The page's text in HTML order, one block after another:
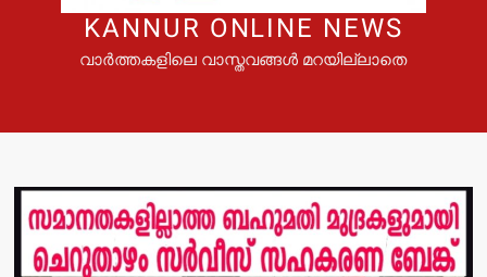
KANNUR ONLINE NEWS
വാർത്തകളിലെ വാസ്തവങ്ങൾ മറയില്ലാതെ